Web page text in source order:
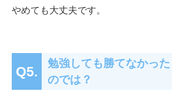
やめても大丈夫です。
Q5.
勉強しても勝てなかっ
のでは？